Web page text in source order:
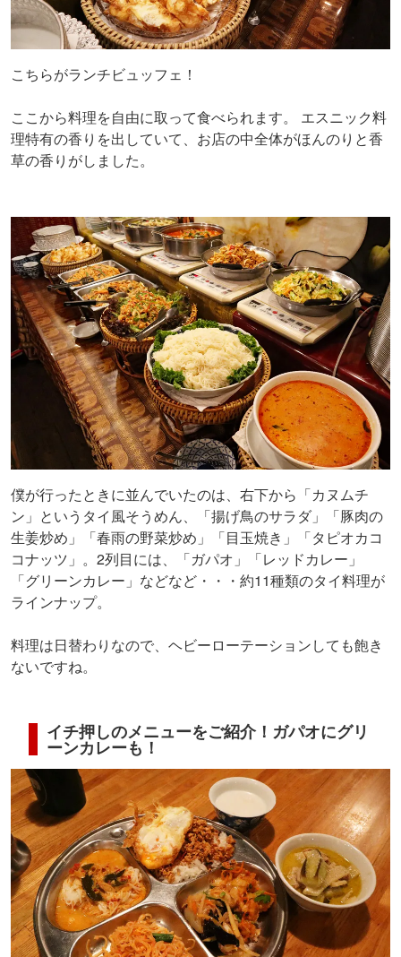
こちらがランチビュッフェ！
ここから料理を自由に取って食べられます。 エスニック料
理特有の香りを出していて、お店の中全体がほんのりと香
草の香りがしました。
僕が行ったときに並んでいたのは、右下から「カヌムチ
ン」というタイ風そうめん、「揚げ鳥のサラダ」「豚肉の
生姜炒め」「春雨の野菜炒め」「目玉焼き」「タピオカコ
コナッツ」。2列目には、「ガパオ」「レッドカレー」
「グリーンカレー」などなど・・・約11種類のタイ料理が
ラインナップ。
料理は日替わりなので、ヘビーローテーションしても飽き
ないですね。
イチ押しのメニューをご紹介！ガパオにグリ
ーンカレーも！